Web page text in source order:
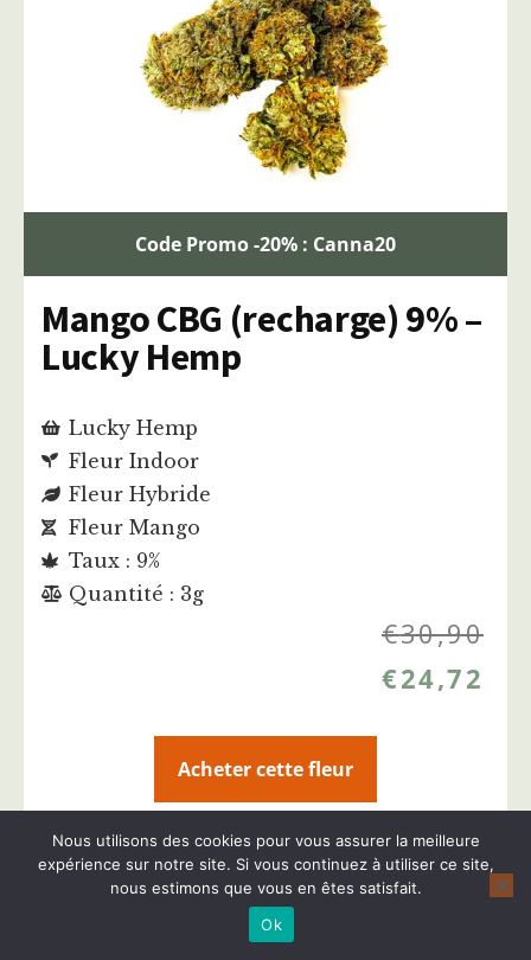
Code Promo -20% : Canna20
Mango CBG (recharge) 9% –
Lucky Hemp
Lucky Hemp
Fleur Indoor
Fleur Hybride
Fleur Mango
Taux : 9%
Quantité : 3g
€30,90
€24,72
Acheter cette fleur
Plus d'infos sur cette fleur CBD
Nous utilisons des cookies pour vous assurer la meilleure
expérience sur notre site. Si vous continuez à utiliser ce site,
nous estimons que vous en êtes satisfait.
Ok